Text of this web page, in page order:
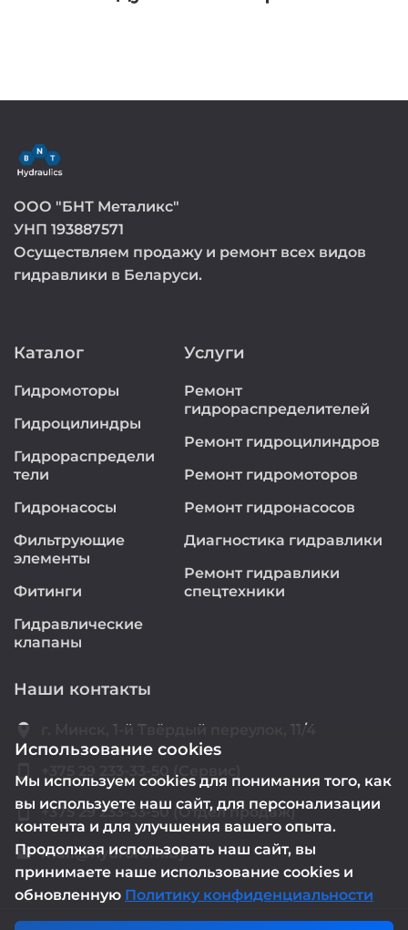
ООО "БНТ Металикс"
УНП 193887571
Осуществляем продажу и ремонт всех видов
гидравлики в Беларуси.
Каталог
Гидромоторы
Гидроцилиндры
Гидрораспредели
тели
Гидронасосы
Фильтрующие
элементы
Фитинги
Гидравлические
клапаны
Услуги
Ремонт
гидрораспределителей
Ремонт гидроцилиндров
Ремонт гидромоторов
Ремонт гидронасосов
Диагностика гидравлики
Ремонт гидравлики
спецтехники
Наши контакты
location_on г. Минск, 1-й Твёрдый переулок, 11/4
smartphone +375 29 233-33-50 (Сервис)
smartphone +375 29 233-33-50 (Отдел продаж)
email mail@hydrorem.by
Использование cookies
Мы используем cookies для понимания того, как
вы используете наш сайт, для персонализации
контента и для улучшения вашего опыта.
Продолжая использовать наш сайт, вы
принимаете наше использование cookies и
обновленную Политику конфиденциальности